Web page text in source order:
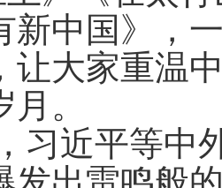
新中国》，
让大家重温
。
习近平等中